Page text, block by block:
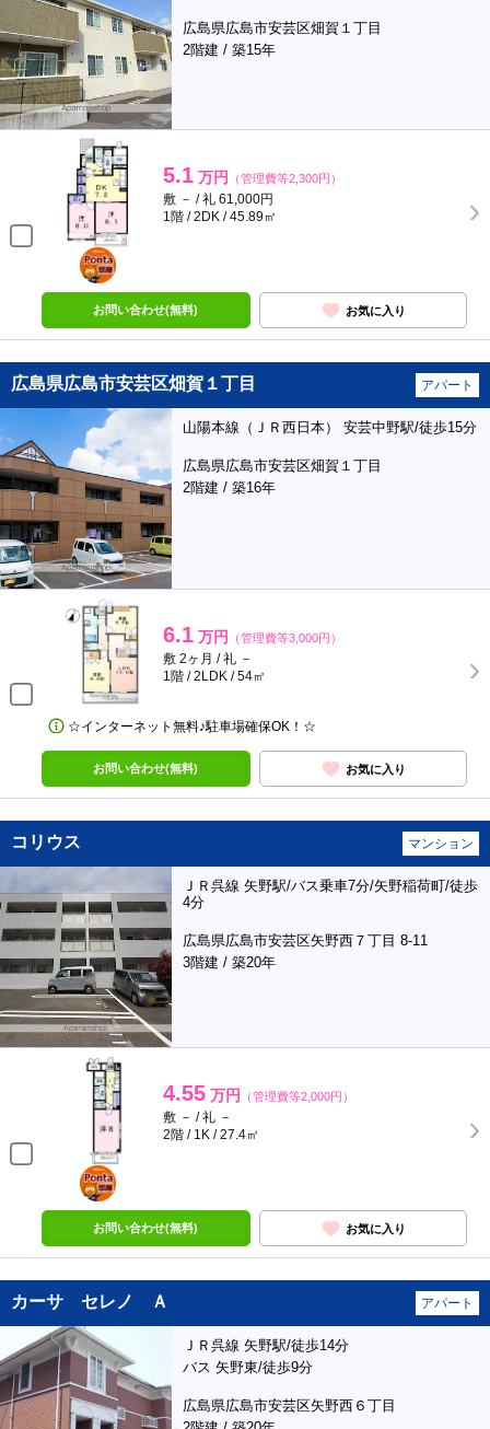
広島県広島市安芸区畑賀１丁目
2階建 / 築15年
5.1 万円 （管理費等2,300円）
敷 － / 礼 61,000円
1階 / 2DK / 45.89㎡
ポンタ
部屋
お問い合わせ(無料) お気に入り
広島県広島市安芸区畑賀１丁目 アパート
山陽本線（ＪＲ西日本） 安芸中野駅/徒歩15分
広島県広島市安芸区畑賀１丁目
2階建 / 築16年
6.1 万円 （管理費等3,000円）
敷 2ヶ月 / 礼 －
1階 / 2LDK / 54㎡
☆インターネット無料♪駐車場確保OK！☆
お問い合わせ(無料) お気に入り
コリウス マンション
ＪＲ呉線 矢野駅/バス乗車7分/矢野稲荷町/徒歩
4分
広島県広島市安芸区矢野西７丁目 8-11
3階建 / 築20年
4.55 万円 （管理費等2,000円）
敷 － / 礼 －
2階 / 1K / 27.4㎡
ポンタ
部屋
お問い合わせ(無料) お気に入り
カーサ セレノ Ａ アパート
ＪＲ呉線 矢野駅/徒歩14分
バス 矢野東/徒歩9分
広島県広島市安芸区矢野西６丁目